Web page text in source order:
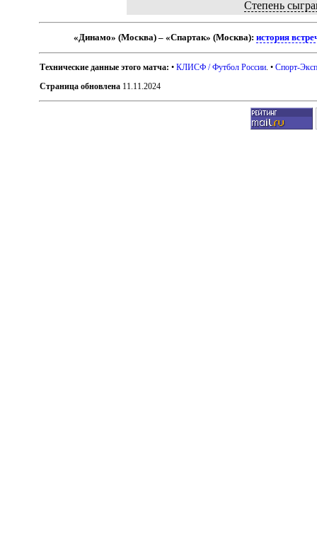
Степень
«Динамо» (Москва) – «Спартак» (Москва):история
Технические данные этого матча: •КЛИСФ / Футбол России . •Спорт-
Страница обновлена 11.11.2024